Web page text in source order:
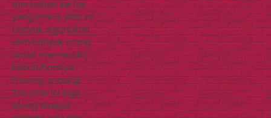
dari bahan kertas
yang mana saat ini
banyak digunakan
oleh banyak orang
untuk memenuhi
kebutuhannya
masing-masing.
Tas jenis ini juga
sering disebut